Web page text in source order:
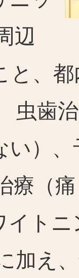
辺
と、
虫歯
い）
療（
イト
加え